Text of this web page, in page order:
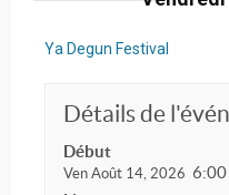
Ya Degun Festival
Détails de
Début
Ven Août 14, 2026 6:00